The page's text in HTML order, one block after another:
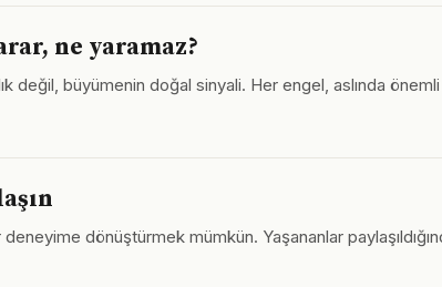
ne yaramaz?
değil, büyümenin doğal sinyali. Her engel, aslında
dönüştürmek mümkün. Yaşananlar